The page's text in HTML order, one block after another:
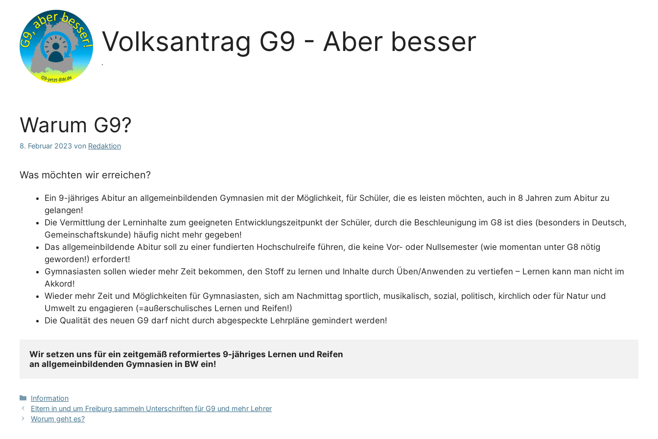
springen
Volksantrag G9 - Aber besser
.
Warum G9?
8. Februar 2023 von Redaktion
Was möchten wir erreichen?
Ein 9-jähriges Abitur an allgemeinbildenden Gymnasien mit der Möglichkeit, für Schüler, die es leisten möchten, auch in 8 Jahren zum Abitur zu
gelangen!
Die Vermittlung der Lerninhalte zum geeigneten Entwicklungszeitpunkt der Schüler, durch die Beschleunigung im G8 ist dies (besonders in Deutsch,
Gemeinschaftskunde) häufig nicht mehr gegeben!
Das allgemeinbildende Abitur soll zu einer fundierten Hochschulreife führen, die keine Vor- oder Nullsemester (wie momentan unter G8 nötig
geworden!) erfordert!
Gymnasiasten sollen wieder mehr Zeit bekommen, den Stoff zu lernen und Inhalte durch Üben/Anwenden zu vertiefen – Lernen kann man nicht im
Akkord!
Wieder mehr Zeit und Möglichkeiten für Gymnasiasten, sich am Nachmittag sportlich, musikalisch, sozial, politisch, kirchlich oder für Natur und
Umwelt zu engagieren (=außerschulisches Lernen und Reifen!)
Die Qualität des neuen G9 darf nicht durch abgespeckte Lehrpläne gemindert werden!
Wir setzen uns für ein zeitgemäß reformiertes 9-jähriges Lernen und Reifen
an allgemeinbildenden Gymnasien in BW ein!
Kategorien
Information
Eltern in und um Freiburg sammeln Unterschriften für G9 und mehr Lehrer
Worum geht es?